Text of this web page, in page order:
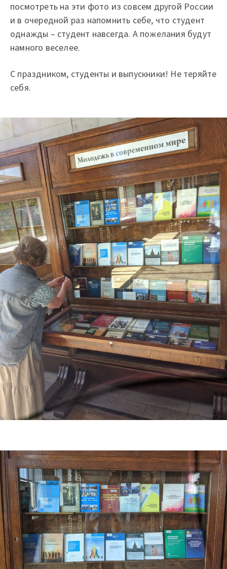
посмотреть на эти фото из совсем другой России
и в очередной раз напомнить себе, что студент
однажды – студент навсегда. А пожелания будут
намного веселее.
С праздником, студенты и выпускники! Не теряйте
себя.